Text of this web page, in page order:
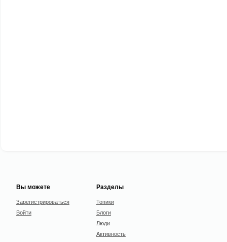
Вы можете
Зарегистрироваться
Войти
Разделы
Топики
Блоги
Люди
Активность